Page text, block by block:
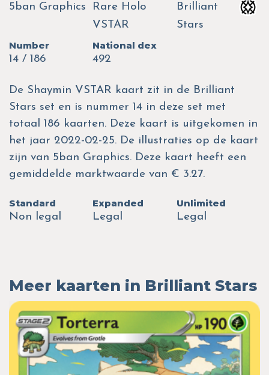
5ban Graphics
Rare Holo
VSTAR
Brilliant
Stars
Number
14 / 186
National dex
492
De Shaymin VSTAR kaart zit in de Brilliant
Stars set en is nummer 14 in deze set met
totaal 186 kaarten. Deze kaart is uitgekomen in
het jaar 2022-02-25. De illustraties op de kaart
zijn van 5ban Graphics. Deze kaart heeft een
gemiddelde marktwaarde van € 3.27.
Standard
Non legal
Expanded
Legal
Unlimited
Legal
Meer kaarten in Brilliant Stars